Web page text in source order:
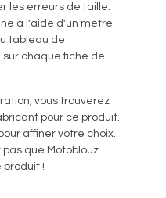
les erreurs de taille.
à l'aide d'un mètre
tableau de
chaque fiche de
vous trouverez
pour ce produit.
affiner votre choix.
pas que Motoblouz
produit !